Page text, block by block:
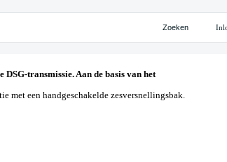
Zoeken
transmissie. Aan de basis van het
met een handgeschakelde zesversnellingsbak.